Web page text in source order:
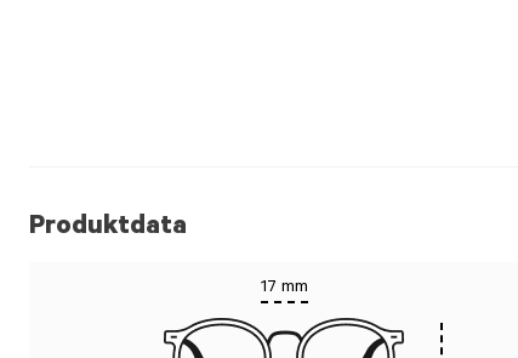
Produktdata
17 mm